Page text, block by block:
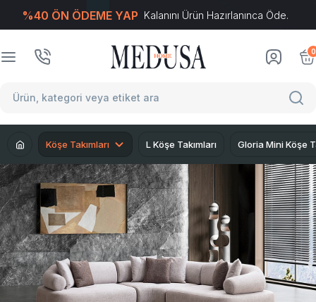
%40 ÖN ÖDEME YAP Kalanını Ürün Hazırlanınca Öde.
0
Köşe Takımları L Köşe Takımları Gloria Mini Köşe
T-Soft E-Ticaret Sistemleriyle Hazırlanmıştır.